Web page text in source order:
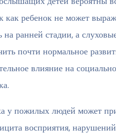
как ребенок не может
на ранней стадии, а
почти нормальное
влияние на
у пожилых людей может
восприятия,